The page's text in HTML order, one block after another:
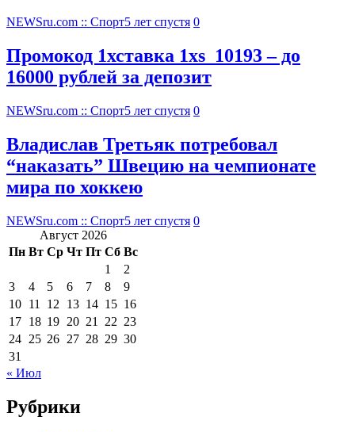
NEWSru.com :: Спорт5 лет спустя 0
Промокод 1хставка 1xs_10193 – до
16000 рублей за депозит
NEWSru.com :: Спорт5 лет спустя 0
Владислав Третьяк потребовал
“наказать” Швецию на чемпионате
мира по хоккею
NEWSru.com :: Спорт5 лет спустя 0
Август 2026
Пн Вт Ср Чт Пт Сб Вс
1
2
3
4 5 6 7 8
9
10 11 12 13 14 15 16
17 18 19 20 21 22 23
24 25 26 27 28 29 30
31
« Июл
Рубрики